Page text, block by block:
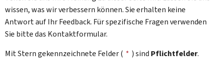
wissen, was wir verbessern können. Sie erhalten keine
Antwort auf Ihr Feedback. Für spezifische Fragen verwenden
Sie bitte das Kontaktformular.
Mit Stern gekennzeichnete Felder ( * ) sind Pflichtfelder.